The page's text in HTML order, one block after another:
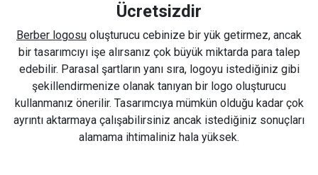
Ücretsizdir
Berber logosu oluşturucu cebinize bir yük getirmez, ancak
bir tasarımcıyı işe alırsanız çok büyük miktarda para talep
edebilir. Parasal şartların yanı sıra, logoyu istediğiniz gibi
şekillendirmenize olanak tanıyan bir logo oluşturucu
kullanmanız önerilir. Tasarımcıya mümkün olduğu kadar çok
ayrıntı aktarmaya çalışabilirsiniz ancak istediğiniz sonuçları
alamama ihtimaliniz hala yüksek.